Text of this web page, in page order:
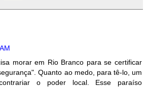
morar em Rio Branco para se certificar
Quanto ao medo, para tê-lo, um
o poder local. Esse paraíso